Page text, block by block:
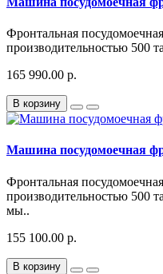
Фронтальная
производительностью 500
165 990.00 р.
В корзину
Машина посудомоечная
Фронтальная
производительностью 500
мы..
155 100.00 р.
В корзину